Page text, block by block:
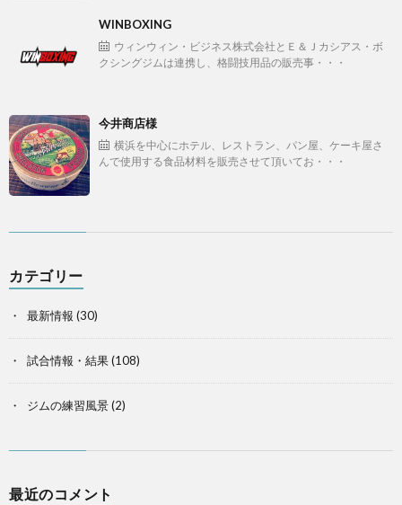
WINBOXING
ウィンウィン・ビジネス株式会社とＥ＆Ｊカシアス・ボ
クシングジムは連携し、格闘技用品の販売事・・・
今井商店様
横浜を中心にホテル、レストラン、パン屋、ケーキ屋さ
んで使用する食品材料を販売させて頂いてお・・・
カテゴリー
最新情報 (30)
試合情報・結果(108)
ジムの練習風景(2)
最近のコメント